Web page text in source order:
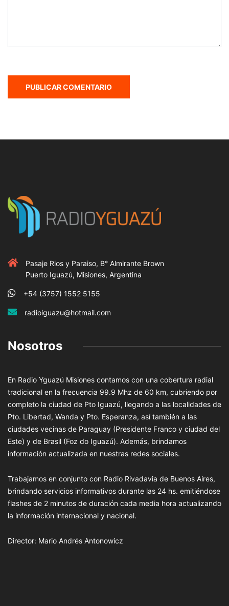
Pasaje Rios y Paraiso, B° Almirante Brown
Puerto Iguazú, Misiones, Argentina
+54 (3757) 1552 5155
radioiguazu@hotmail.com
Nosotros
En Radio Yguazú Misiones contamos con una cobertura radial
tradicional en la frecuencia 99.9 Mhz de 60 km, cubriendo por
completo la ciudad de Pto Iguazú, llegando a las localidades de
Pto. Libertad, Wanda y Pto. Esperanza, así también a las
ciudades vecinas de Paraguay (Presidente Franco y ciudad del
Este) y de Brasil (Foz do Iguazú). Además, brindamos
información actualizada en nuestras redes sociales.
Trabajamos en conjunto con Radio Rivadavia de Buenos Aires,
brindando servicios informativos durante las 24 hs. emitiéndose
flashes de 2 minutos de duración cada media hora actualizando
la información internacional y nacional.
Director: Mario Andrés Antonowicz